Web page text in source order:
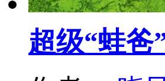
超级“蛙爸